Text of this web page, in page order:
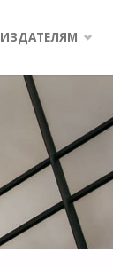
ИЗДАТЕЛЯМ